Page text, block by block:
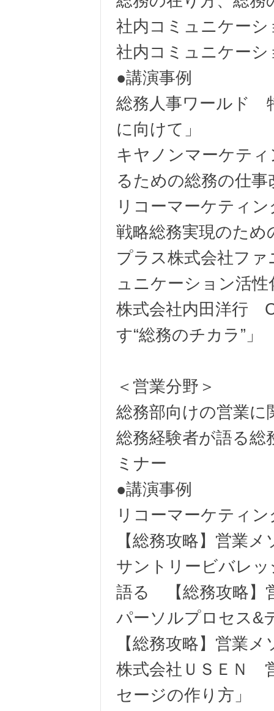
社内コミュニケーシ
社内コミュニケー
●講演事例
総務人事ワールド
に向けて」
キヤノンマーケテ
るための総務の仕事
リコーマーケティ
戦略総務実現のため
プラス株式会社フ
ュニケーション活性
株式会社内田洋行
す“総務のチカラ”」
＜営業分野＞
総務部向けの営業
総務経験者が語る総
ミナー
●講演事例
リコーマーケティ
【総務攻略】営業メ
サントリービバレ
語る 【総務攻略】
パーソルプロセス
【総務攻略】営業メ
株式会社ＵＳＥＮ
セージの作り方」